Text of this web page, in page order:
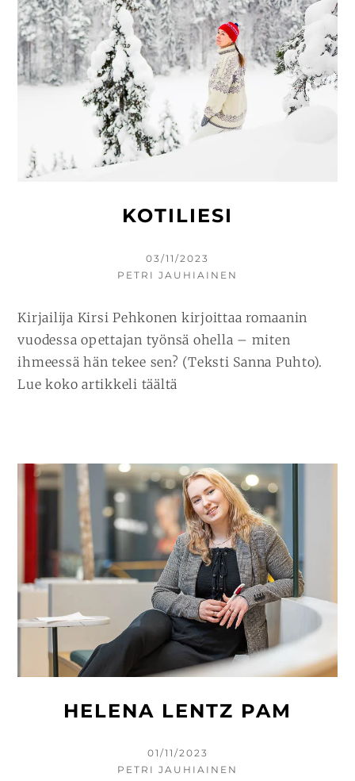
KOTILIESI
KIRJOITETTU
03/11/2023
KIRJOITTAJA
PETRI JAUHIAINEN
Kirjailija Kirsi Pehkonen kirjoittaa romaanin
vuodessa opettajan työnsä ohella – miten
ihmeessä hän tekee sen? (Teksti Sanna Puhto).
Lue koko artikkeli täältä
HELENA LENTZ PAM
KIRJOITETTU
01/11/2023
KIRJOITTAJA
PETRI JAUHIAINEN